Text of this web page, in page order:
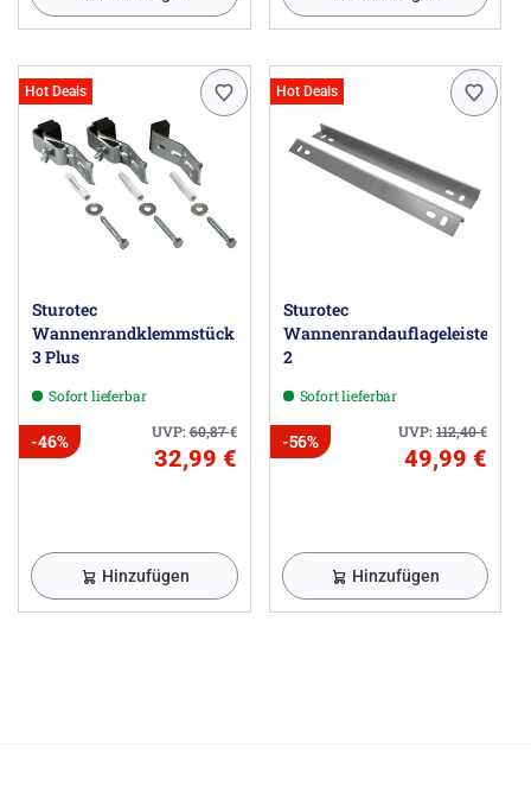
Hot Deals
Sturotec
Wannenrandklemmstück
3 Plus
Sofort lieferbar
UVP:60,87€
-46%
32,99 €
Hinzufügen
Hot Deals
Sturotec
Wannenrandauflageleisten
2
Sofort lieferbar
UVP:112,40€
-56%
49,99 €
Hinzufügen